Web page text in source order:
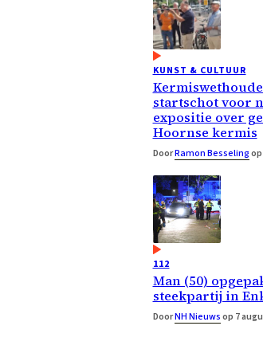
KUNST & CULTUUR
startschot voor
expositie over
Hoornse kermis
DoorRamon Besseling
112
Man (50)
steekpartij in
DoorNH Nieuwsop 7